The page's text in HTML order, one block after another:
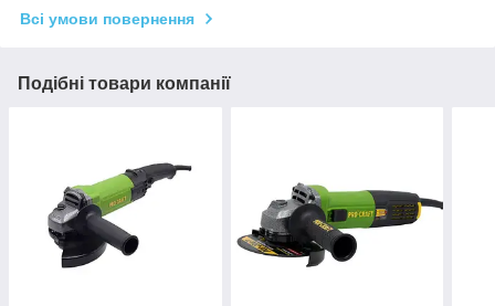
Всі умови повернення
Подібні товари компанії